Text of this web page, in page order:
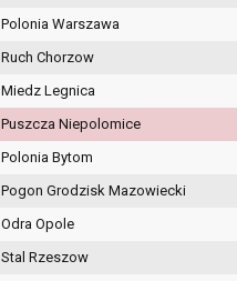
Polonia Warszawa
Ruch Chorzow
Miedz Legnica
Puszcza Niepolomice
Polonia Bytom
Pogon Grodzisk Mazowiecki
Odra Opole
Stal Rzeszow